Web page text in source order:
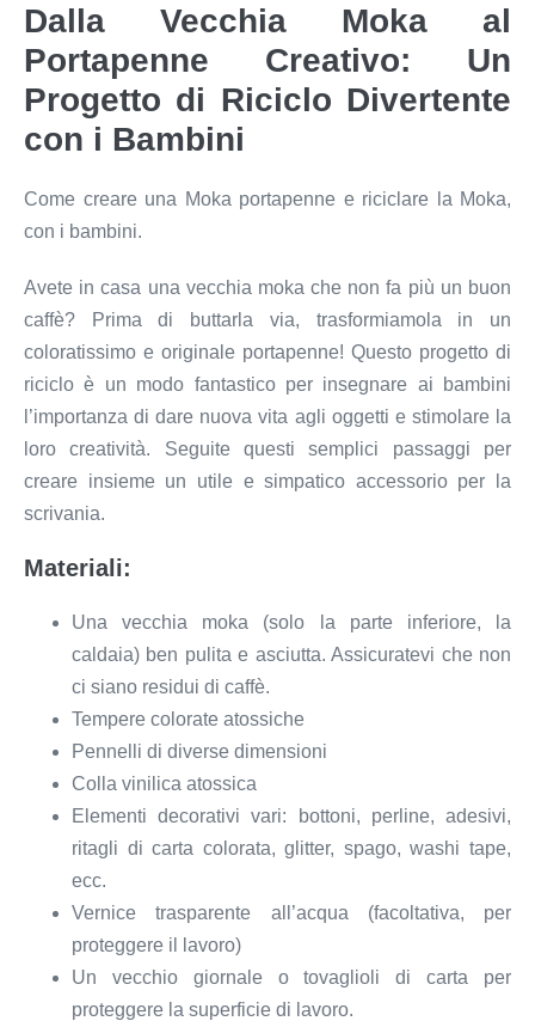
Dalla Vecchia Moka al
Portapenne Creativo: Un
Progetto di Riciclo Divertente
con i Bambini
Come creare una Moka portapenne e riciclare la Moka,
con i bambini.
Avete in casa una vecchia moka che non fa più un buon
caffè? Prima di buttarla via, trasformiamola in un
coloratissimo e originale portapenne! Questo progetto di
riciclo è un modo fantastico per insegnare ai bambini
l’importanza di dare nuova vita agli oggetti e stimolare la
loro creatività. Seguite questi semplici passaggi per
creare insieme un utile e simpatico accessorio per la
scrivania.
Materiali:
Una vecchia moka (solo la parte inferiore, la
caldaia) ben pulita e asciutta. Assicuratevi che non
ci siano residui di caffè.
Tempere colorate atossiche
Pennelli di diverse dimensioni
Colla vinilica atossica
Elementi decorativi vari: bottoni, perline, adesivi,
ritagli di carta colorata, glitter, spago, washi tape,
ecc.
Vernice trasparente all’acqua (facoltativa, per
proteggere il lavoro)
Un vecchio giornale o tovaglioli di carta per
proteggere la superficie di lavoro.